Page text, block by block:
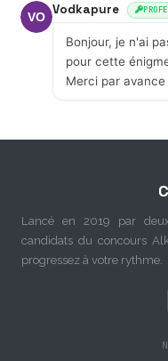
Vodkapure
Bonjour, je n'ai
pour cette
Merci par avance
Lancé en 2019 par
candidats du concours
progressez à votre rythme.